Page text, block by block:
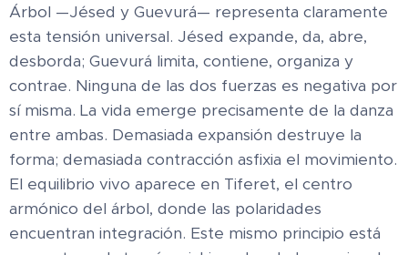
Árbol —Jésed y Guevurá— representa claramente
esta tensión universal. Jésed expande, da, abre,
desborda; Guevurá limita, contiene, organiza y
contrae. Ninguna de las dos fuerzas es negativa por
sí misma. La vida emerge precisamente de la danza
entre ambas. Demasiada expansión destruye la
forma; demasiada contracción asfixia el movimiento.
El equilibrio vivo aparece en Tiferet, el centro
armónico del árbol, donde las polaridades
encuentran integración. Este mismo principio está